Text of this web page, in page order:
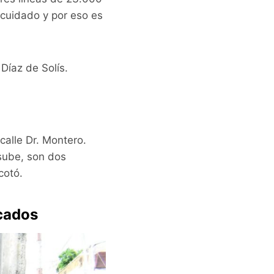
y por eso es
de Solís.
Dr. Montero.
son dos